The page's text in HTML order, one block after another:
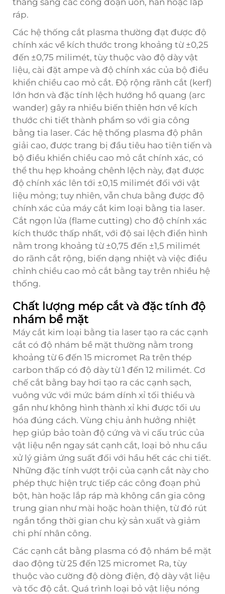
ráp.
Các hệ thống cắt plasma thường đạt được độ
chính xác về kích thước trong khoảng từ ±0,25
đến ±0,75 milimét, tùy thuộc vào độ dày vật
liệu, cài đặt ampe và độ chính xác của bộ điều
khiển chiều cao mỏ cắt. Độ rộng rãnh cắt (kerf)
lớn hơn và đặc tính lệch hướng hồ quang (arc
wander) gây ra nhiều biến thiên hơn về kích
thước chi tiết thành phẩm so với gia công
bằng tia laser. Các hệ thống plasma độ phân
giải cao, được trang bị đầu tiêu hao tiên tiến và
bộ điều khiển chiều cao mỏ cắt chính xác, có
thể thu hẹp khoảng chênh lệch này, đạt được
độ chính xác lên tới ±0,15 milimét đối với vật
liệu mỏng; tuy nhiên, vẫn chưa bằng được độ
chính xác của máy cắt kim loại bằng tia laser.
Cắt ngọn lửa (flame cutting) cho độ chính xác
kích thước thấp nhất, với độ sai lệch điển hình
nằm trong khoảng từ ±0,75 đến ±1,5 milimét
do rãnh cắt rộng, biến dạng nhiệt và việc điều
chỉnh chiều cao mỏ cắt bằng tay trên nhiều hệ
thống.
Chất lượng mép cắt và đặc tính độ
nhám bề mặt
Máy cắt kim loại bằng tia laser tạo ra các cạnh
cắt có độ nhám bề mặt thường nằm trong
khoảng từ 6 đến 15 micromet Ra trên thép
carbon thấp có độ dày từ 1 đến 12 milimét. Cơ
chế cắt bằng bay hơi tạo ra các cạnh sạch,
vuông vức với mức bám dính xỉ tối thiểu và
gần như không hình thành xỉ khi được tối ưu
hóa đúng cách. Vùng chịu ảnh hưởng nhiệt
hẹp giúp bảo toàn độ cứng và vi cấu trúc của
vật liệu nền ngay sát cạnh cắt, loại bỏ nhu cầu
xử lý giảm ứng suất đối với hầu hết các chi tiết.
Những đặc tính vượt trội của cạnh cắt này cho
phép thực hiện trực tiếp các công đoạn phủ
bột, hàn hoặc lắp ráp mà không cần gia công
trung gian như mài hoặc hoàn thiện, từ đó rút
ngắn tổng thời gian chu kỳ sản xuất và giảm
chi phí nhân công.
Các cạnh cắt bằng plasma có độ nhám bề mặt
dao động từ 25 đến 125 micromet Ra, tùy
thuộc vào cường độ dòng điện, độ dày vật liệu
và tốc độ cắt. Quá trình loại bỏ vật liệu nóng